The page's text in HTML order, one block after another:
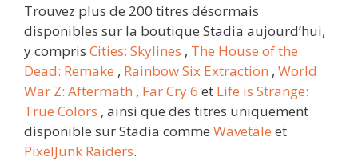
Trouvez plus de 200 titres désormais
disponibles sur la boutique Stadia aujourd’hui,
y compris Cities: Skylines , The House of the
Dead: Remake , Rainbow Six Extraction , World
War Z: Aftermath , Far Cry 6 et Life is Strange:
True Colors , ainsi que des titres uniquement
disponible sur Stadia comme Wavetale et
PixelJunk Raiders.